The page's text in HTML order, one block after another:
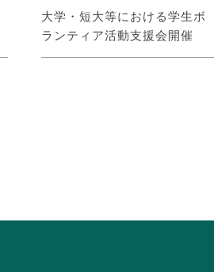
大学・短大等における学生ボ
ランティア活動支援会開催